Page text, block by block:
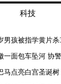
科技
男孩被指学黄片
一面包车坠河 协
马点亮白宫圣诞